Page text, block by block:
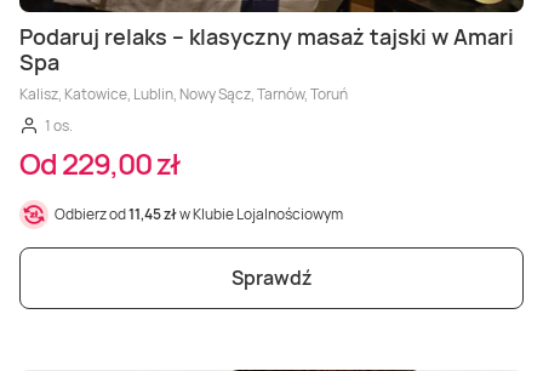
Podaruj relaks – klasyczny masaż tajski w Amari
Spa
Kalisz, Katowice, Lublin, Nowy Sącz, Tarnów, Toruń
1 os.
Od 229,00 zł
Odbierz od11,45 złw Klubie Lojalnościowym
Sprawdź